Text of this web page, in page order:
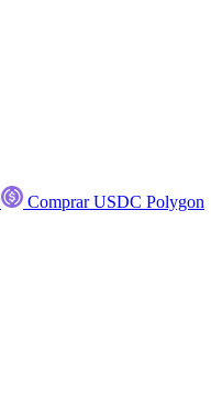
Comprar USDC Polygon